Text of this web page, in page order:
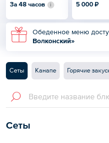
За 48 часов
5 000 ₽
Обеденное меню
Волконский»
Сеты Канапе Горячие
Сеты